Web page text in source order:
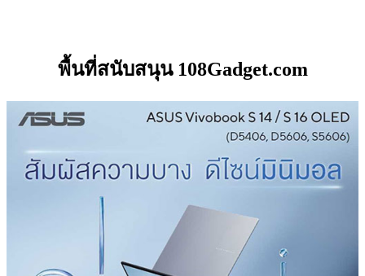
พื้นที่สนับสนุน 108Gadget.com